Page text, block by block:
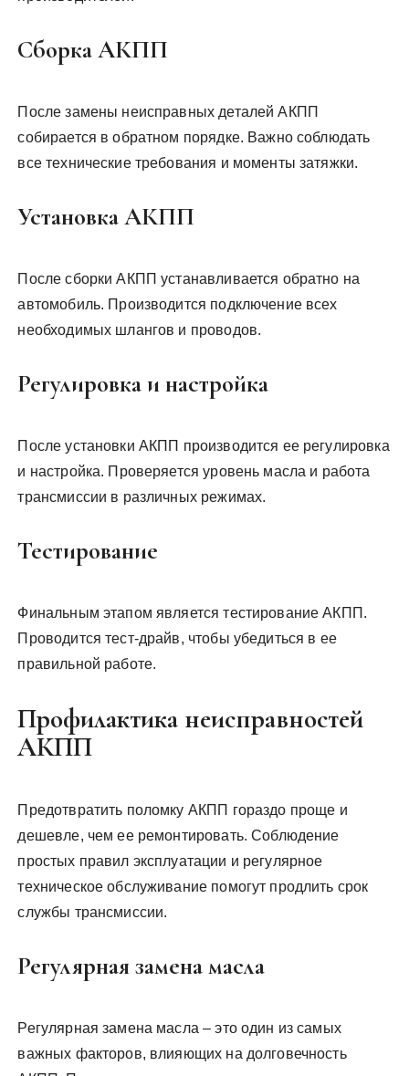
Сборка АКПП
После замены неисправных деталей АКПП
собирается в обратном порядке. Важно соблюдать
все технические требования и моменты затяжки.
Установка АКПП
После сборки АКПП устанавливается обратно на
автомобиль. Производится подключение всех
необходимых шлангов и проводов.
Регулировка и настройка
После установки АКПП производится ее регулировка
и настройка. Проверяется уровень масла и работа
трансмиссии в различных режимах.
Тестирование
Финальным этапом является тестирование АКПП.
Проводится тест-драйв, чтобы убедиться в ее
правильной работе.
Профилактика неисправностей
АКПП
Предотвратить поломку АКПП гораздо проще и
дешевле, чем ее ремонтировать. Соблюдение
простых правил эксплуатации и регулярное
техническое обслуживание помогут продлить срок
службы трансмиссии.
Регулярная замена масла
Регулярная замена масла – это один из самых
важных факторов, влияющих на долговечность